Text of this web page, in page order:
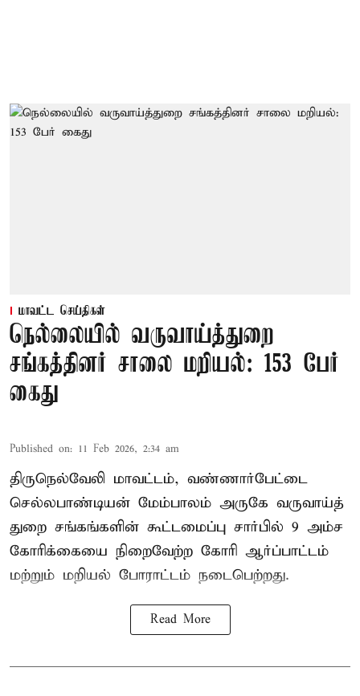
மாவட்ட செய்திகள்
நெல்லையில் வருவாய்த்துறை
சங்கத்தினர் சாலை மறியல்: 153 பேர்
கைது
Published on: 11 Feb 2026, 2:34 am
திருநெல்வேலி மாவட்டம், வண்ணார்பேட்டை
செல்லபாண்டியன் மேம்பாலம் அருகே வருவாய்த்
துறை சங்கங்களின் கூட்டமைப்பு சார்பில் 9 அம்ச
கோரிக்கையை நிறைவேற்ற கோரி ஆர்ப்பாட்டம்
மற்றும் மறியல் போராட்டம் நடைபெற்றது.
Read More